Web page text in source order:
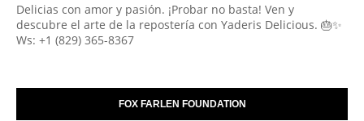
Delicias con amor y pasión. ¡Probar no basta! Ven y
descubre el arte de la repostería con Yaderis Delicious. 🎂✨
Ws: +1 (829) 365-8367
FOX FARLEN FOUNDATION